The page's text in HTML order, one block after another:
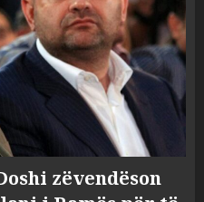
zëvendëson